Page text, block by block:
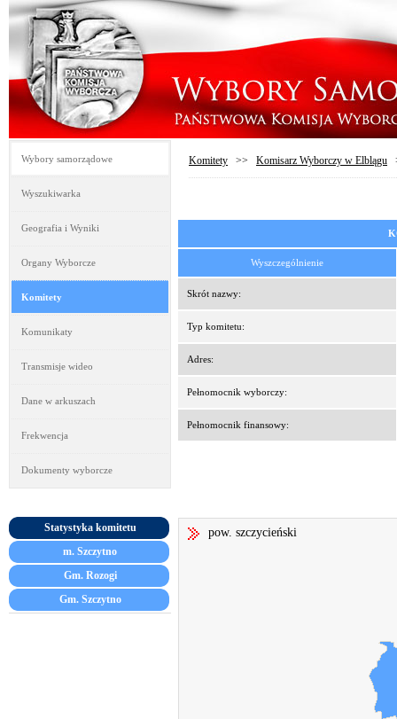
Wybory samorządowe
Wyszukiwarka
Geografia i Wyniki
Organy Wyborcze
Komitety
Komunikaty
Transmisje wideo
Dane w arkuszach
Frekwencja
Dokumenty wyborcze
Komitety >> Komisarz Wyborczy w Elblągu
Wyszczególnienie
Skrót nazwy:
Typ komitetu:
Adres:
Pełnomocnik wyborczy:
Pełnomocnik finansowy:
Statystyka komitetu
m. Szczytno
Gm. Rozogi
Gm. Szczytno
pow. szczycieński